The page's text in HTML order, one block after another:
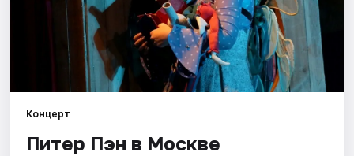
События
Площадки
Концерт
Питер Пэн в Москве